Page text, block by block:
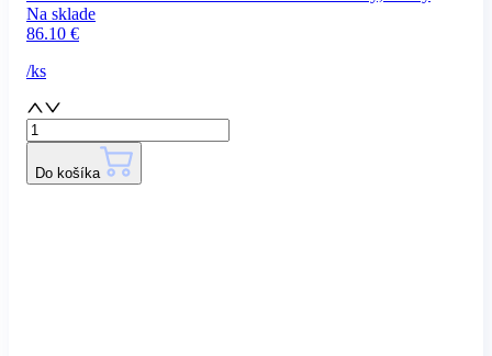
Na sklade
86.10 €
/ks
Do košíka